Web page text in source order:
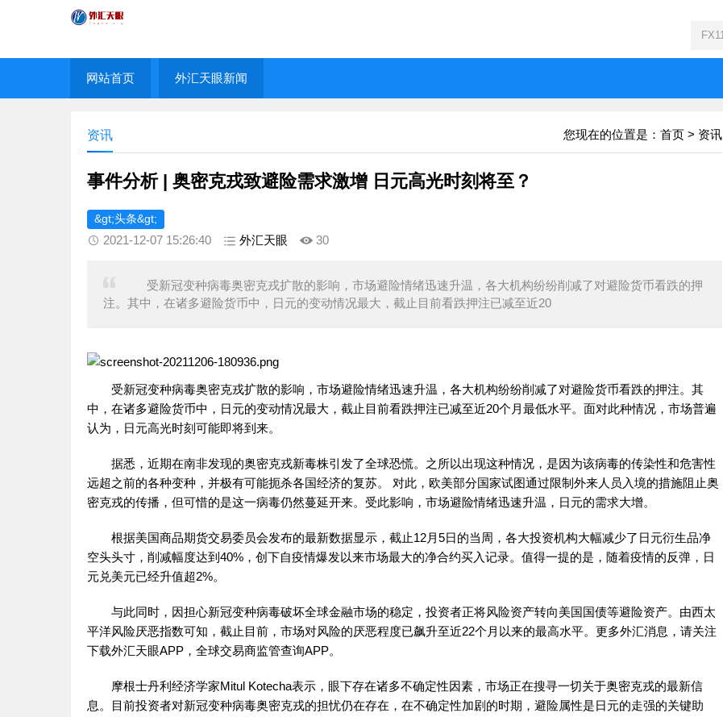
网站首页 外汇天眼新闻
您现在的位置是： 首页 > 资讯
资讯
事件分析 | 奥密克戎致避险需求激增 日元高光时刻将至？
&gt;头条&gt;
2021-12-07 15:26:40 外汇天眼 30
受新冠变种病毒奥密克戎扩散的影响，市场避险情绪迅速升温，各大机构纷纷削减了对避险货币看跌的押
注。其中，在诸多避险货币中，日元的变动情况最大，截止目前看跌押注已减至近20
受新冠变种病毒奥密克戎扩散的影响，市场避险情绪迅速升温，各大机构纷纷削减了对避险货币看跌的押注。其
中，在诸多避险货币中，日元的变动情况最大，截止目前看跌押注已减至近20个月最低水平。面对此种情况，市场普遍
认为，日元高光时刻可能即将到来。
据悉，近期在南非发现的奥密克戎新毒株引发了全球恐慌。之所以出现这种情况，是因为该病毒的传染性和危害性
远超之前的各种变种，并极有可能扼杀各国经济的复苏。 对此，欧美部分国家试图通过限制外来人员入境的措施阻止奥
密克戎的传播，但可惜的是这一病毒仍然蔓延开来。受此影响，市场避险情绪迅速升温，日元的需求大增。
根据美国商品期货交易委员会发布的最新数据显示，截止12月5日的当周，各大投资机构大幅减少了日元衍生品净
空头头寸，削减幅度达到40%，创下自疫情爆发以来市场最大的净合约买入记录。值得一提的是，随着疫情的反弹，日
元兑美元已经升值超2%。
与此同时，因担心新冠变种病毒破坏全球金融市场的稳定，投资者正将风险资产转向美国国债等避险资产。由西太
平洋风险厌恶指数可知，截止目前，市场对风险的厌恶程度已飙升至近22个月以来的最高水平。更多外汇消息，请关注
下载外汇天眼APP，全球交易商监管查询APP。
摩根士丹利经济学家Mitul Kotecha表示，眼下存在诸多不确定性因素，市场正在搜寻一切关于奥密克戎的最新信
息。目前投资者对新冠变种病毒奥密克戎的担忧仍在存在，在不确定性加剧的时期，避险属性是日元的走强的关键助